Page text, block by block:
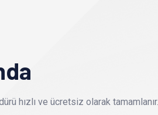
hızlı ve ücretsiz olarak tamamlanır.